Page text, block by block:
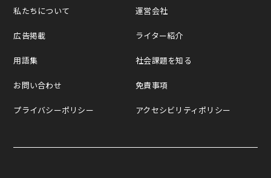
私たちについて
広告掲載
用語集
お問い合わせ
プライバシーポリシー
運営会社
ライター紹介
社会課題を知る
免責事項
アクセシビリティポリシー